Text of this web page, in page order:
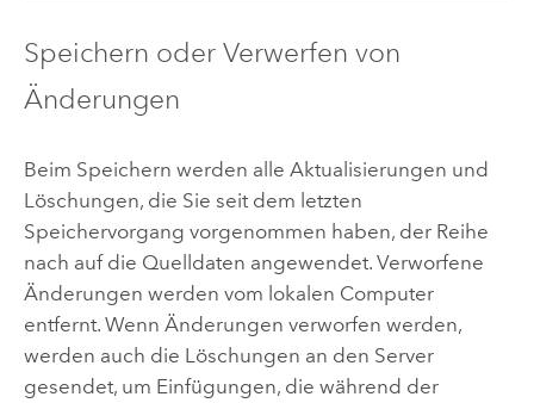
Speichern oder Verwerfen von
Änderungen
Beim Speichern werden alle Aktualisierungen und
Löschungen, die Sie seit dem letzten
Speichervorgang vorgenommen haben, der Reihe
nach auf die Quelldaten angewendet. Verworfene
Änderungen werden vom lokalen Computer
entfernt. Wenn Änderungen verworfen werden,
werden auch die Löschungen an den Server
gesendet, um Einfügungen, die während der